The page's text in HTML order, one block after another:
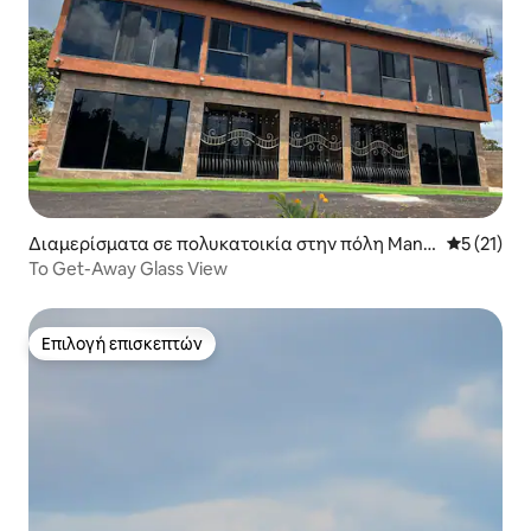
Διαμερίσματα σε πολυκατοικία στην πόλη Mand
eville
Μέση
5 (21)
Το Get-Away Glass View
Επιλογή επισκεπτών
Επιλογή επισκεπτών